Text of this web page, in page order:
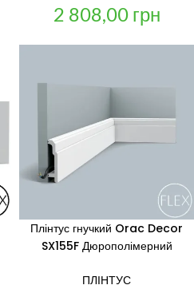
2 808,00 грн
Плінтус гнучкий Orac Decor
SX155F Дюрополімерний
ПЛІНТУС